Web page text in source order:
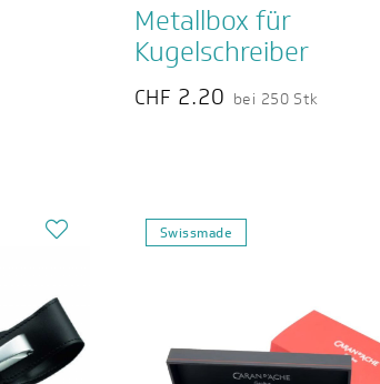
Metallbox für
Kugelschreiber
CHF 2.20 bei 250 Stk
Swissmade